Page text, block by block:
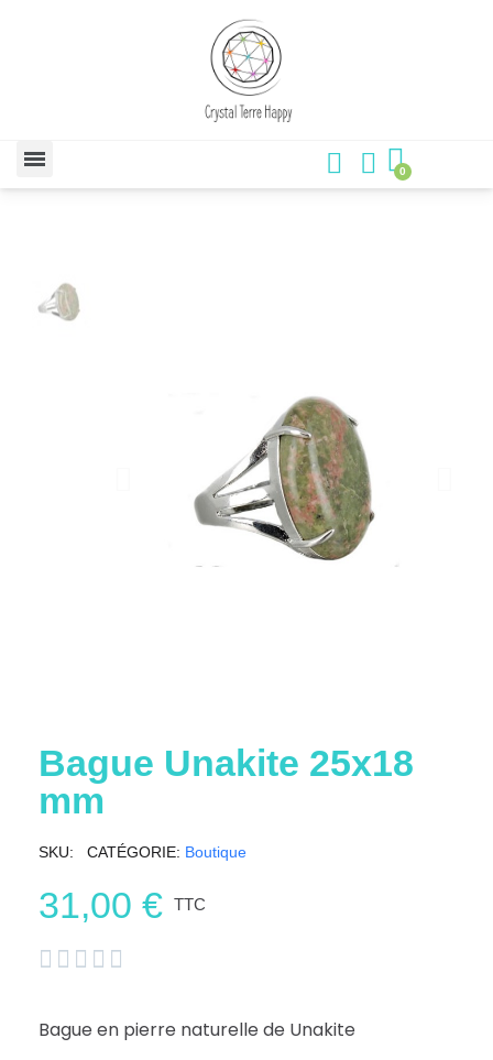
Bague Unakite 25x18
mm
SKU CATÉGORIE Boutique
31,00 € TTC
    
Bague en pierre naturelle de Unakite